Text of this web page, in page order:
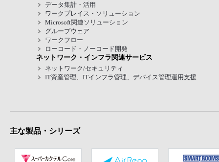
データ集計・活用
ワークプレイス・ソリューション
Microsoft関連ソリューション
グループウェア
ワークフロー
ローコード・ノーコード開発
ネットワーク・インフラ関連サービス
ネットワーク/セキュリティ
IT資産管理、ITインフラ管理、デバイス管理運用支援
主な製品・シリーズ